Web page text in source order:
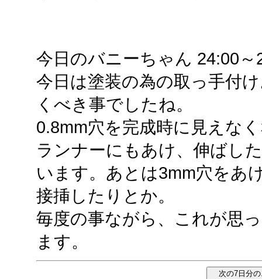
今日のバニーちゃん 24:00～
今日は塗装の為の取っ手付
くべき事でしたね。
0.8mm穴を完成時に見えな
ランナーにもあけ、伸ばし
います。あとは3mm穴をあ
接挿したりとか。
毎度の事ながら、これが思
ます。